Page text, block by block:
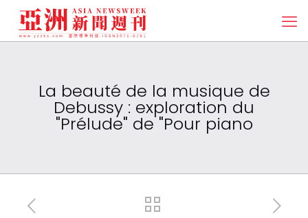
La beauté de la musique de
Debussy : exploration du
"Prélude" de "Pour piano